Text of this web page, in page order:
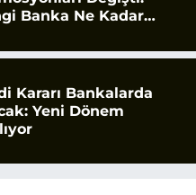
Banka Ne Kadar
Kararı Bankalarda
Yeni Dönem